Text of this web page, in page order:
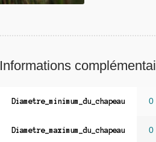
Informations
Diametre_minimum_du_chapeau 0
Diametre_maximum_du_chapeau 0